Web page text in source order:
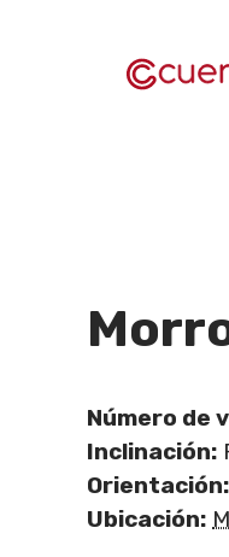
Número de
Inclinación:
Orientación:
Ubicación: